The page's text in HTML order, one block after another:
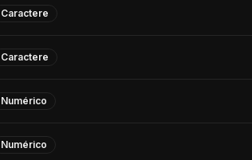
Caractere
Caractere
Numérico
Numérico